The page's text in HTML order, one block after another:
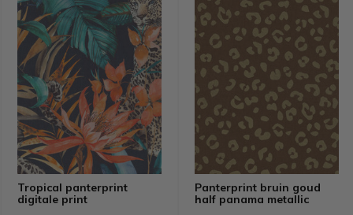
Tropical panterprint
digitale print
Panterprint bruin goud
half panama metallic